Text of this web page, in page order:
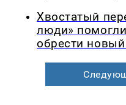
Хвостатый
люди»
обрести